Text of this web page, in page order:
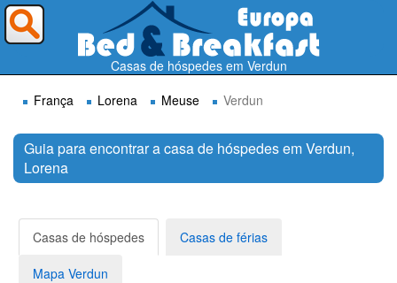
Casas de hóspedes em Verdun
França
Lorena Meuse Verdun
Guia para encontrar a casa de hóspedes em Verdun,
Lorena
Casas de hóspedes Casas de férias
Mapa Verdun
Para onde deseja ir ?